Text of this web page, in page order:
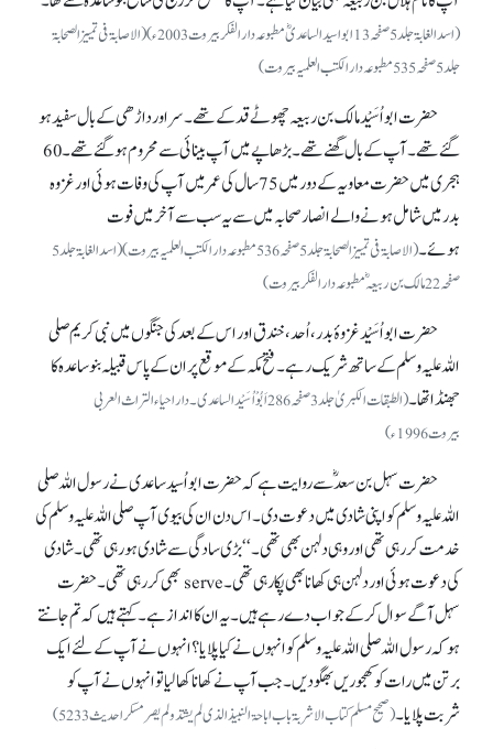
(اسد الغابۃ جلد 5 صفحہ 13 ابو اسید الساعدیؓ مطبوعہ دار الفکر بیروت 2003ء) (الاصابۃ فی تمییز الصحابۃ
جلد 5 صفحہ 535 مطبوعہ دار الکتب العلمیہ بیروت)
حضرت ابو اُسَیْد مالک بن ربیعہ چھوٹے قد کے تھے۔ سر اور داڑھی کے بال سفید ہو
گئے تھے۔ آپ کے بال گھنے تھے۔ بڑھاپے میں آپ بینائی سے محروم ہو گئے تھے۔ 60
ہجری میں حضرت معاویہ کے دور میں 75 سال کی عمر میں آپ کی وفات ہوئی اور غزوہ
بدر میں شامل ہونے والے انصار صحابہ میں سے یہ سب سے آخر میں فوت
ہوئے۔
(الاصابۃ فی تمییز الصحابۃ جلد 5 صفحہ 536 مطبوعہ دار الکتب العلمیہ بیروت) (اسد الغابۃ جلد 5
صفحہ 22 مالک بن ربیعہؓ مطبوعہ دار الفکر بیروت)
حضرت ابو اُسَیْد غزوۂ بدر، اُحد، خندق اور اس کے بعد کی جنگوں میں نبی کریم صلی
اللہ علیہ وسلم کے ساتھ شریک رہے۔ فتح مکہ کے موقع پر ان کے پاس قبیلہ بنو ساعدہ کا
جھنڈا تھا۔
(الطبقات الکبریٰ جلد 3 صفحہ 286 اَبُوْ اُسَیْد الساعدی۔ دار احیاء التراث العربی
بیروت 1996ء)
حضرت سہل بن سعدؓ سے روایت ہے کہ حضرت ابو اُسید ساعدی نے رسول اللہ صلی
اللہ علیہ وسلم کو اپنی شادی میں دعوت دی۔ اس دن ان کی بیوی آپ صلی اللہ علیہ وسلم کی
خدمت کر رہی تھی اور وہی دلہن بھی تھی۔‘‘ بڑی سادگی سے شادی ہو رہی تھی۔ شادی
کی دعوت ہوئی اور دلہن ہی کھانا بھی پکا رہی تھی۔ serve بھی کر رہی تھی۔ حضرت
سہل آگے سوال کر کے جواب دے رہے ہیں۔ یہ ان کاانداز ہے۔ کہتے ہیں کہ تم جانتے
ہو کہ رسول اللہ صلی اللہ علیہ وسلم کو انہوں نےکیا پلایا؟ انہوں نے آپ کے لئے ایک
برتن میں رات کو کھجوریں بھگو دیں۔ جب آپ نے کھانا کھا لیا تو انہوں نے آپ کو
شربت پلایا۔(صحیح مسلم کتاب الاشربۃ باب اباحۃ النبیذ الذی لم یشتد و لم یصر مسکرا حدیث 5233)